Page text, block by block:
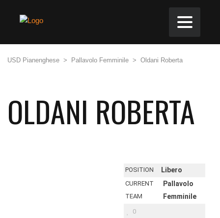
USD Pianenghese > Pallavolo Femminile > Oldani Roberta
OLDANI ROBERTA
POSITION Libero
CURRENT
TEAM
Pallavolo
Femminile
0